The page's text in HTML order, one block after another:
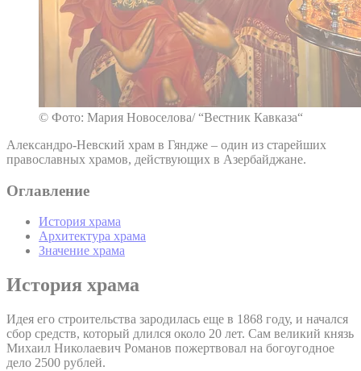
© Фото: Мария Новоселова/ “Вестник Кавказа“
Александро-Невский храм в Гяндже – один из старейших
православных храмов, действующих в Азербайджане.
Оглавление
История храма
Архитектура храма
Значение храма
История храма
Идея его строительства зародилась еще в 1868 году, и начался
сбор средств, который длился около 20 лет. Сам великий князь
Михаил Николаевич Романов пожертвовал на богоугодное
дело 2500 рублей.